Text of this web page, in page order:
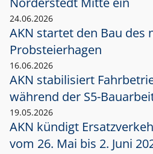
24.06.2026
AKN startet den Bau des
Probsteierhagen
16.06.2026
AKN stabilisiert
während der S5-
19.05.2026
AKN kündigt
vom 26. Mai bis 2. Juni